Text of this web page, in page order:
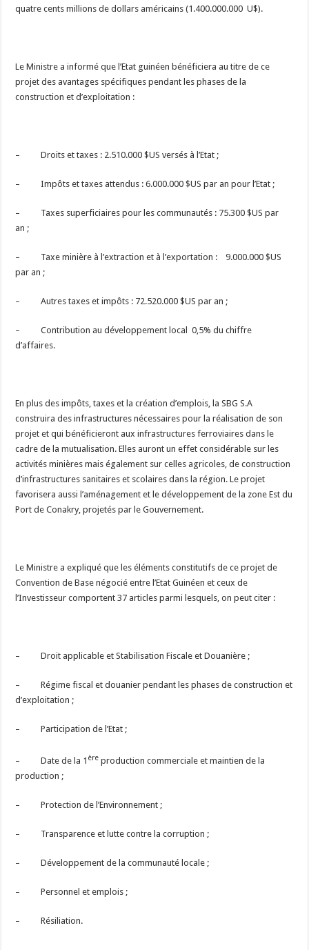
quatre cents millions de dollars américains (1.400.000.000 U$).
Le Ministre a informé que l’Etat guinéen bénéficiera au titre de ce
projet des avantages spécifiques pendant les phases de la
construction et d’exploitation :
– Droits et taxes : 2.510.000 $US versés à l’Etat ;
– Impôts et taxes attendus : 6.000.000 $US par an pour l’Etat ;
– Taxes superficiaires pour les communautés : 75.300 $US par
an ;
– Taxe minière à l’extraction et à l’exportation : 9.000.000 $US
par an ;
– Autres taxes et impôts : 72.520.000 $US par an ;
– Contribution au développement local 0,5% du chiffre
d’affaires.
En plus des impôts, taxes et la création d’emplois, la SBG S.A
construira des infrastructures nécessaires pour la réalisation de son
projet et qui bénéficieront aux infrastructures ferroviaires dans le
cadre de la mutualisation. Elles auront un effet considérable sur les
activités minières mais également sur celles agricoles, de construction
d’infrastructures sanitaires et scolaires dans la région. Le projet
favorisera aussi l’aménagement et le développement de la zone Est du
Port de Conakry, projetés par le Gouvernement.
Le Ministre a expliqué que les éléments constitutifs de ce projet de
Convention de Base négocié entre l’Etat Guinéen et ceux de
l’Investisseur comportent 37 articles parmi lesquels, on peut citer :
– Droit applicable et Stabilisation Fiscale et Douanière ;
– Régime fiscal et douanier pendant les phases de construction et
d’exploitation ;
– Participation de l’Etat ;
– Date de la 1 ère production commerciale et maintien de la
production ;
– Protection de l’Environnement ;
– Transparence et lutte contre la corruption ;
– Développement de la communauté locale ;
– Personnel et emplois ;
– Résiliation.